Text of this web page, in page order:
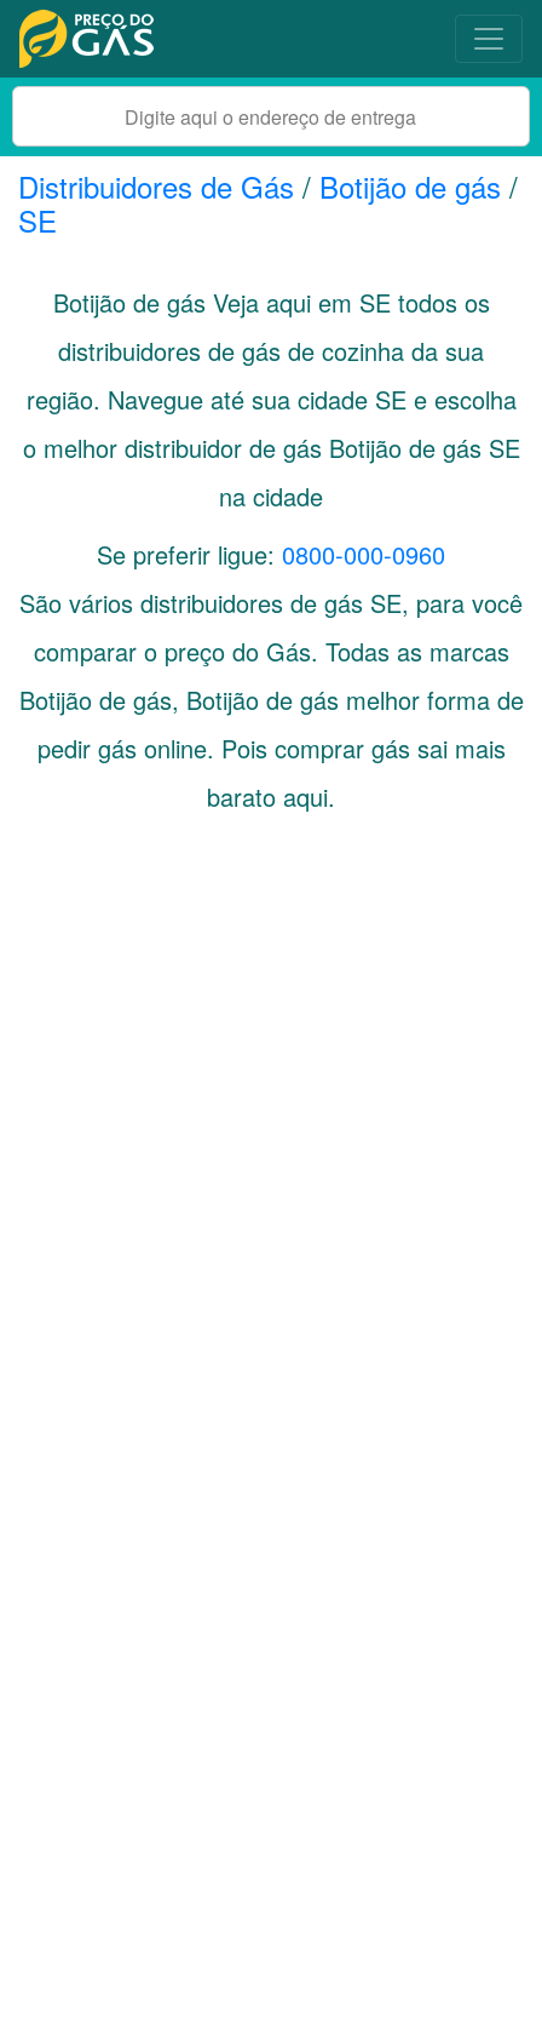
Distribuidores de Gás / Botijão de gás /
SE
Botijão de gás Veja aqui em SEtodos os
distribuidores de gás de cozinha da sua
região. Navegue até sua cidade SEe escolha
o melhor distribuidor de gás Botijão de gás SE
na cidade
Se preferir ligue: 0800-000-0960
São vários distribuidores de gás SE, para você
comparar o preço do Gás. Todas as marcas
Botijão de gás, Botijão de gás melhor forma de
pedir gás online. Pois comprar gás sai mais
barato aqui.